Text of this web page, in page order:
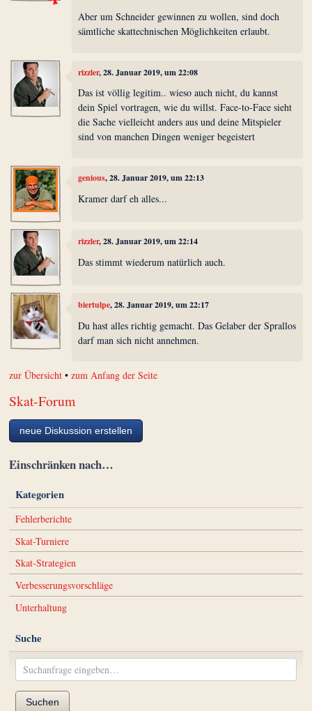
Aber um Schneider gewinnen zu wollen, sind doch
sämtliche skattechnischen Möglichkeiten erlaubt.
rizzler, 28. Januar 2019, um 22:08
Das ist völlig legitim.. wieso auch nicht, du kannst
dein Spiel vortragen, wie du willst. Face-to-Face sieht
die Sache vielleicht anders aus und deine Mitspieler
sind von manchen Dingen weniger begeistert
genious, 28. Januar 2019, um 22:13
Kramer darf eh alles...
rizzler, 28. Januar 2019, um 22:14
Das stimmt wiederum natürlich auch.
biertulpe, 28. Januar 2019, um 22:17
Du hast alles richtig gemacht. Das Gelaber der Sprallos
darf man sich nicht annehmen.
zur Übersicht •zum Anfang der Seite
Skat-Forum
neue Diskussion erstellen
Einschränken nach…
Kategorien
Fehlerberichte
Skat-Turniere
Skat-Strategien
Verbesserungsvorschläge
Unterhaltung
Suche
Suchen